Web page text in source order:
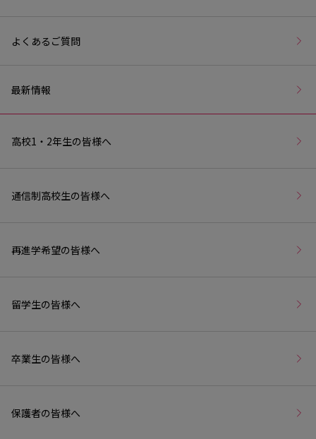
よくあるご質問
最新情報
高校1・2年生の皆様へ
通信制高校生の皆様へ
再進学希望の皆様へ
留学生の皆様へ
卒業生の皆様へ
保護者の皆様へ